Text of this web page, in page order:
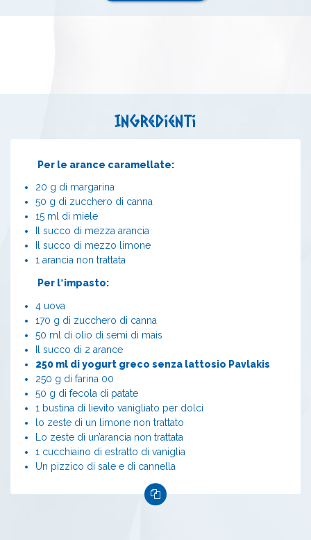
Ingredienti
Per le arance caramellate:
20 g di margarina
50 g di zucchero di canna
15 ml di miele
Il succo di mezza arancia
Il succo di mezzo limone
1 arancia non trattata
Per l’impasto:
4 uova
170 g di zucchero di canna
50 ml di olio di semi di mais
Il succo di 2 arance
250 ml di yogurt greco senza lattosio Pavlakis
250 g di farina 00
50 g di fecola di patate
1 bustina di lievito vanigliato per dolci
lo zeste di un limone non trattato
Lo zeste di un’arancia non trattata
1 cucchiaino di estratto di vaniglia
Un pizzico di sale e di cannella